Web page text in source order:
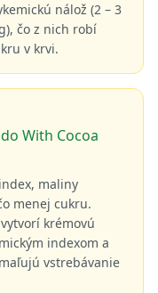
nálož (2 – 3
čo z nich robí
v krvi.
With Cocoa
maliny
menej cukru.
krémovú
indexom a
vstrebávanie